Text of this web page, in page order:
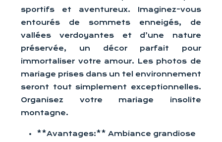
sportifs et aventureux. Imaginez-vous
entourés de sommets enneigés, de
vallées verdoyantes et d’une nature
préservée, un décor parfait pour
immortaliser votre amour. Les photos de
mariage prises dans un tel environnement
seront tout simplement exceptionnelles.
Organisez votre mariage insolite
montagne.
**Avantages:** Ambiance grandiose